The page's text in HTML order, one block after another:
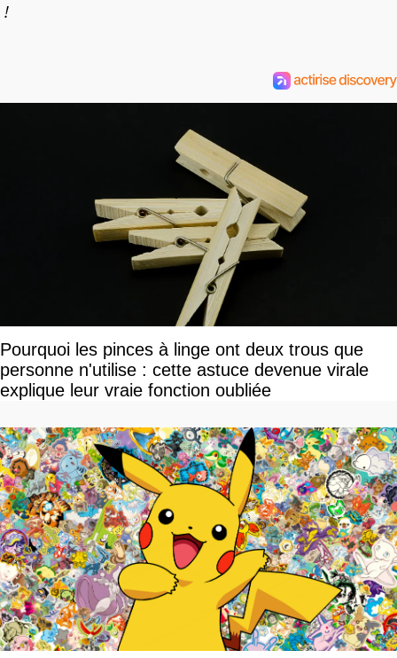
!
Pourquoi les pinces à linge ont deux trous que
personne n'utilise : cette astuce devenue virale
explique leur vraie fonction oubliée